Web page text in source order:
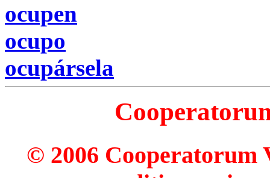
ocupen
ocupo
ocupársela
© 2006 Cooperatorum